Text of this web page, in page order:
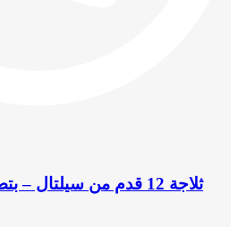
ثلاجة 12 قدم من